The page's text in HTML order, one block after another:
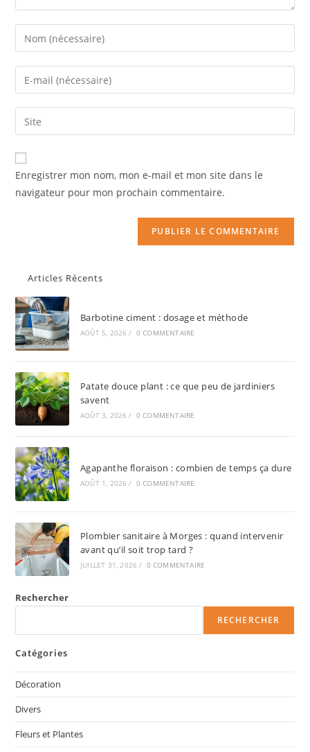
Enregistrer mon nom, mon e-mail et mon site dans le
navigateur pour mon prochain commentaire.
Articles Récents
Barbotine ciment : dosage et méthode
AOÛT 5, 2026 / 0 COMMENTAIRE
Patate douce plant : ce que peu de jardiniers
savent
AOÛT 3, 2026 / 0 COMMENTAIRE
Agapanthe floraison : combien de temps ça dure
AOÛT 1, 2026 / 0 COMMENTAIRE
Plombier sanitaire à Morges : quand intervenir
avant qu’il soit trop tard ?
JUILLET 31, 2026 / 0 COMMENTAIRE
Rechercher
RECHERCHER
Catégories
Décoration
Divers
Fleurs et Plantes